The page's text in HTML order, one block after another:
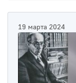
19 марта 2024